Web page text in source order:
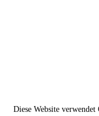
Diese Website